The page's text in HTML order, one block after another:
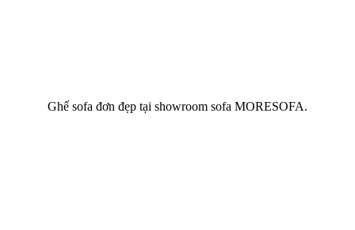
Ghế sofa đơn đẹp tại showroom sofa MORESOFA.